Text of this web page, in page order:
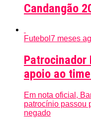
Candangão
Futebol 7 meses
Patrocinador
apoio ao
Em nota oficial,
patrocínio passou
negado